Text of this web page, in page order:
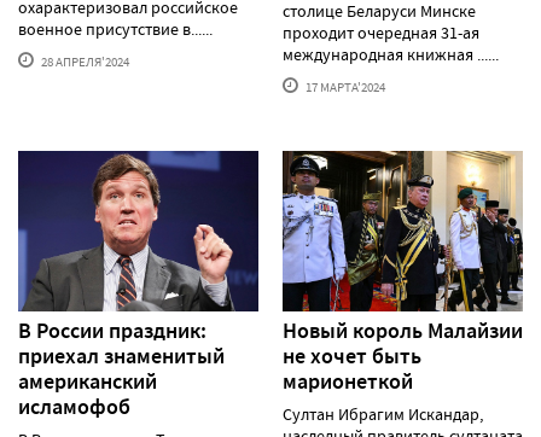
охарактеризовал российское
военное присутствие в......
28 АПРЕЛЯ'2024
столице Беларуси Минске
проходит очередная 31-ая
международная книжная ......
17 МАРТА'2024
В России праздник:
приехал знаменитый
американский
исламофоб
Новый король Малайзии
не хочет быть
марионеткой
Султан Ибрагим Искандар,